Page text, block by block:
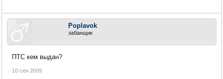
Poplavok
забанщик
ПТС кем выдан?
10 сен 2009